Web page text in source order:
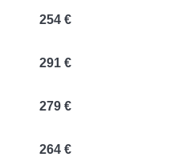
254 €
291 €
279 €
264 €